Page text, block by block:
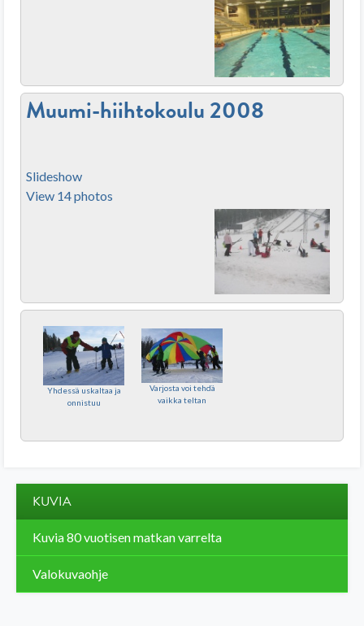
Muumi-hiihtokoulu 2008
Slideshow
View 14 photos
Yhdessä uskaltaa ja
onnistuu
Varjosta voi tehdä
vaikka teltan
KUVIA
Kuvia 80 vuotisen matkan varrelta
Valokuvaohje